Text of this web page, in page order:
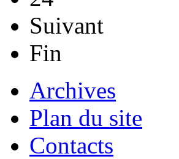
Suivant
Fin
Archives
Plan du site
Contacts